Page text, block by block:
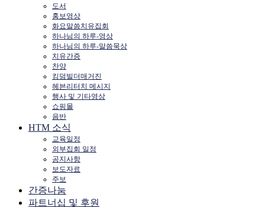
도서
홍보영상
화요말씀치유집회
하나님의 하루-영상
하나님의 하루-말씀묵상
치유간증
찬양
킹덤빌더매거진
헤븐리터치 메시지
행사 및 기타영상
쇼핑몰
음반
HTM 소식
교육일정
외부집회 일정
공지사항
보도자료
주보
간증나눔
파트너십 및 후원